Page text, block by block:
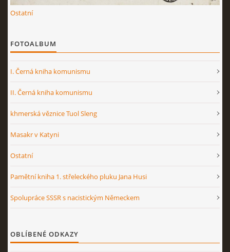
Ostatní
FOTOALBUM
I. Černá kniha komunismu
II. Černá kniha komunismu
khmerská věznice Tuol Sleng
Masakr v Katyni
Ostatní
Pamětní kniha 1. střeleckého pluku Jana Husi
Spolupráce SSSR s nacistickým Německem
OBLÍBENÉ ODKAZY